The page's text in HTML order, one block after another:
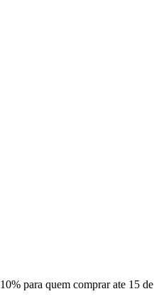
para quem comprar ate 15 de